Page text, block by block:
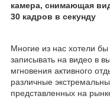
камера, снимающая
30 кадров в секунду
Многие из нас хотели
записывать на видео в
мгновения активного
различные
представленных на